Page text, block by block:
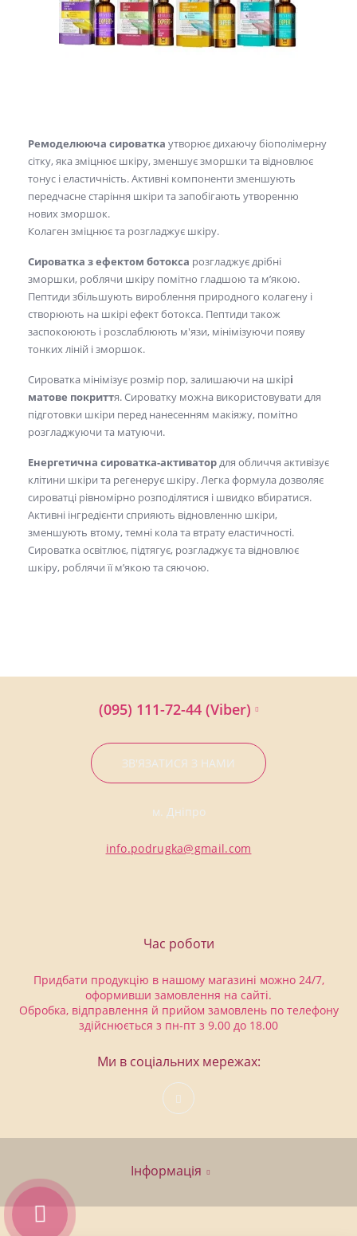
Ремоделююча сироватка утворює дихаючу біополімерну
сітку, яка зміцнює шкіру, зменшує зморшки та відновлює
тонус і еластичність. Активні компоненти зменшують
передчасне старіння шкіри та запобігають утворенню
нових зморшок.
Колаген зміцнює та розгладжує шкіру.
Сироватка з ефектом ботокса розгладжує дрібні
зморшки, роблячи шкіру помітно гладшою та м’якою.
Пептиди збільшують вироблення природного колагену і
створюють на шкірі ефект ботокса. Пептиди також
заспокоюють і розслаблюють м'язи, мінімізуючи появу
тонких ліній і зморшок.
Сироватка мінімізує розмір пор, залишаючи на шкірі
матове покриття. Сироватку можна використовувати для
підготовки шкіри перед нанесенням макіяжу, помітно
розгладжуючи та матуючи.
Енергетична сироватка-активатордля обличчя активізує
клітини шкіри та регенерує шкіру. Легка формула дозволяє
сироватці рівномірно розподілятися і швидко вбиратися.
Активні інгредієнти сприяють відновленню шкіри,
зменшують втому, темні кола та втрату еластичності.
Сироватка освітлює, підтягує, розгладжує та відновлює
шкіру, роблячи її м’якою та сяючою.
(095) 111-72-44 (Viber)
ЗВ'ЯЗАТИСЯ З НАМИ
м. Дніпро
info.podrugka@gmail.com
Інформація
Час роботи
Придбати продукцію в нашому магазині можно 24/7,
оформивши замовлення на сайті.
Обробка, відправлення й прийом замовлень по телефону
здійснюється з пн-пт з 9.00 до 18.00
Ми в соціальних мережах: